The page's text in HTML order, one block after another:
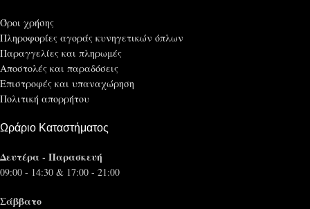
Όροι χρήσης
Πληροφορίες αγοράς κυνηγετικών όπλων
Παραγγελίες και πληρωμές
Αποστολές και παραδόσεις
Επιστροφές και υπαναχώρηση
Πολιτική απορρήτου
Ωράριο Καταστήματος
Δευτέρα - Παρασκευή
09:00 - 14:30 & 17:00 - 21:00
Σάββατο